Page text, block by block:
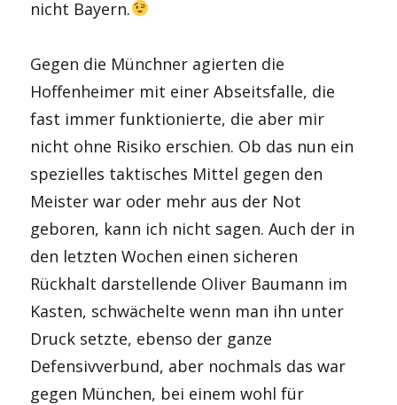
nicht Bayern.
Gegen die Münchner agierten die
Hoffenheimer mit einer Abseitsfalle, die
fast immer funktionierte, die aber mir
nicht ohne Risiko erschien. Ob das nun ein
spezielles taktisches Mittel gegen den
Meister war oder mehr aus der Not
geboren, kann ich nicht sagen. Auch der in
den letzten Wochen einen sicheren
Rückhalt darstellende Oliver Baumann im
Kasten, schwächelte wenn man ihn unter
Druck setzte, ebenso der ganze
Defensivverbund, aber nochmals das war
gegen München, bei einem wohl für